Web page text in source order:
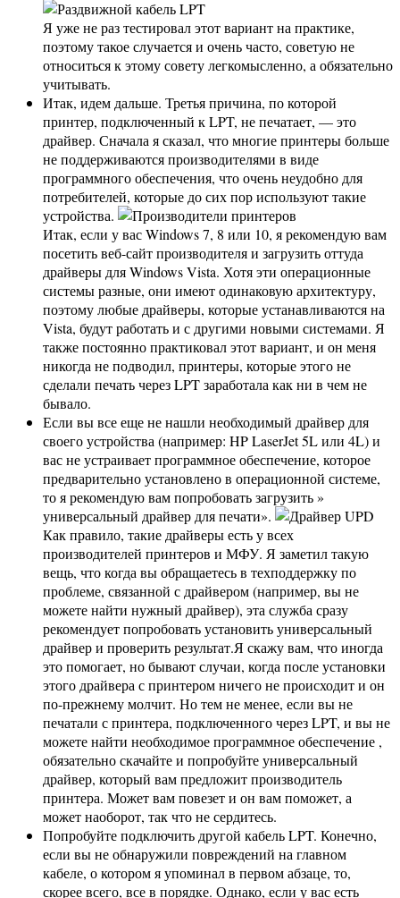
Я уже не раз тестировал этот вариант на практике,
поэтому такое случается и очень часто, советую не
относиться к этому совету легкомысленно, а обязательно
учитывать.
Итак, идем дальше. Третья причина, по которой
принтер, подключенный к LPT, не печатает, — это
драйвер. Сначала я сказал, что многие принтеры больше
не поддерживаются производителями в виде
программного обеспечения, что очень неудобно для
потребителей, которые до сих пор используют такие
устройства.
Итак, если у вас Windows 7, 8 или 10, я рекомендую вам
посетить веб-сайт производителя и загрузить оттуда
драйверы для Windows Vista. Хотя эти операционные
системы разные, они имеют одинаковую архитектуру,
поэтому любые драйверы, которые устанавливаются на
Vista, будут работать и с другими новыми системами. Я
также постоянно практиковал этот вариант, и он меня
никогда не подводил, принтеры, которые этого не
сделали печать через LPT заработала как ни в чем не
бывало.
Если вы все еще не нашли необходимый драйвер для
своего устройства (например: HP LaserJet 5L или 4L) и
вас не устраивает программное обеспечение, которое
предварительно установлено в операционной системе,
то я рекомендую вам попробовать загрузить »
универсальный драйвер для печати».
Как правило, такие драйверы есть у всех
производителей принтеров и МФУ. Я заметил такую ​​
вещь, что когда вы обращаетесь в техподдержку по
проблеме, связанной с драйвером (например, вы не
можете найти нужный драйвер), эта служба сразу
рекомендует попробовать установить универсальный
драйвер и проверить результат.Я скажу вам, что иногда
это помогает, но бывают случаи, когда после установки
этого драйвера с принтером ничего не происходит и он
по-прежнему молчит. Но тем не менее, если вы не
печатали с принтера, подключенного через LPT, и вы не
можете найти необходимое программное обеспечение ,
обязательно скачайте и попробуйте универсальный
драйвер, который вам предложит производитель
принтера. Может вам повезет и он вам поможет, а
может наоборот, так что не сердитесь.
Попробуйте подключить другой кабель LPT. Конечно,
если вы не обнаружили повреждений на главном
кабеле, о котором я упоминал в первом абзаце, то,
скорее всего, все в порядке. Однако, если у вас есть